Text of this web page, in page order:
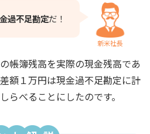
過不足勘定だ！
新米社長
帳簿残高を実際の現金残高であ
額１万円は現金過不足勘定に計
らべることにしたのです。